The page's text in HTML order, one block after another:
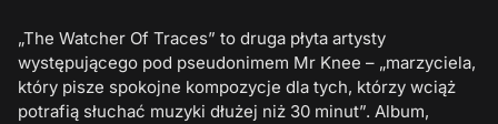
„The Watcher Of Traces” to druga płyta artysty
występującego pod pseudonimem Mr Knee – „marzyciela,
który pisze spokojne kompozycje dla tych, którzy wciąż
potrafią słuchać muzyki dłużej niż 30 minut”. Album,